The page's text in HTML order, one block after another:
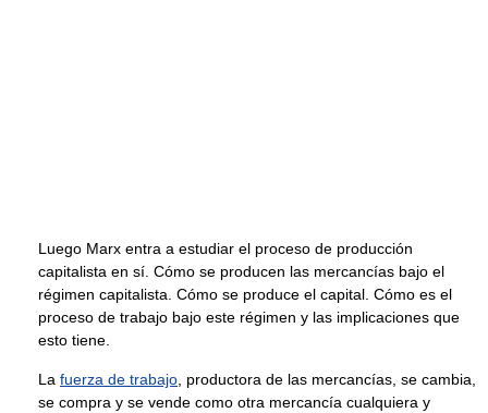
Luego Marx entra a estudiar el proceso de producción
capitalista en sí. Cómo se producen las mercancías bajo el
régimen capitalista. Cómo se produce el capital. Cómo es el
proceso de trabajo bajo este régimen y las implicaciones que
esto tiene.
La fuerza de trabajo , productora de las mercancías, se cambia,
se compra y se vende como otra mercancía cualquiera y